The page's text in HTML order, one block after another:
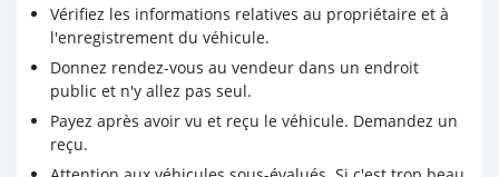
Purchasing Contact : yakivvadatursky@hotmail.com
Options
19 In. AMG Twin 5-Spoke Wheels
Basic Information
VIN Number: W1K6G7GB2NA083704
Model Year: 2022
Vérifiez les informations relatives au propriétaire et à
l'enregistrement du véhicule.
Donnez rendez-vous au vendeur dans un endroit
public et n'y allez pas seul.
Payez après avoir vu et reçu le véhicule. Demandez un
reçu.